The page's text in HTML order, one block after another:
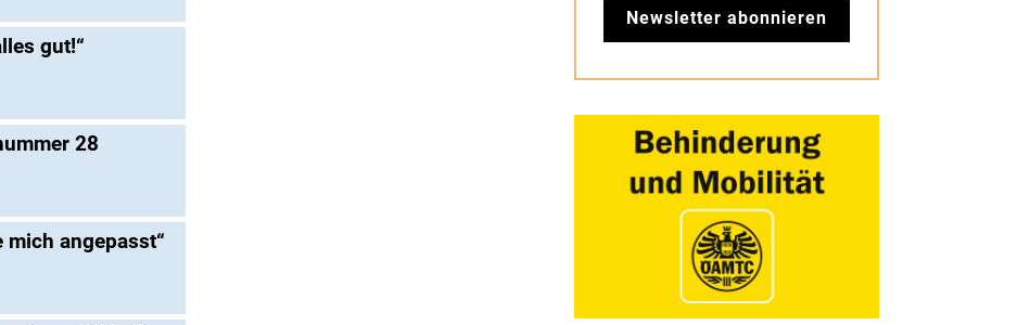
gut!“
28
mich angepasst“
Newsletter abonnieren